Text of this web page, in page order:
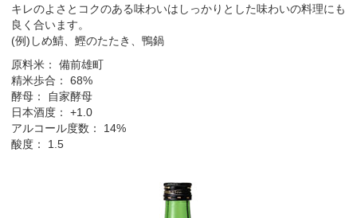
キレのよさとコクのある味わいはしっかりとした味わいの料理にも
良く合います。
(例)しめ鯖、鰹のたたき、鴨鍋
原料米： 備前雄町
精米歩合： 68%
酵母： 自家酵母
日本酒度： +1.0
アルコール度数： 14%
酸度： 1.5